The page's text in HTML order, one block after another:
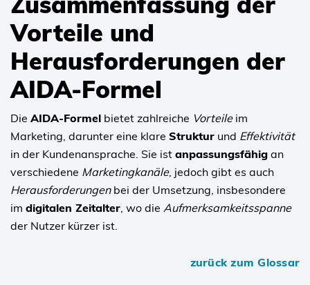
Vorteile und
Herausforderungen der
AIDA-Formel
Die AIDA-Formel bietet zahlreiche Vorteileim
Marketing, darunter eine klare Struktur und Effektivität
in der Kundenansprache. Sie ist anpassungsfähig an
verschiedene Marketingkanäle, jedoch gibt es auch
Herausforderungenbei der Umsetzung, insbesondere
im digitalen Zeitalter , wo die Aufmerksamkeitsspanne
der Nutzer kürzer ist.
zurück zum Glossar